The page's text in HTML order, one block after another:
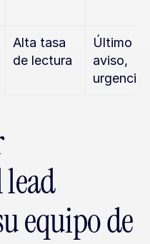
Alta tasa
de lectura
Último
aviso,
urgencia
equipo de